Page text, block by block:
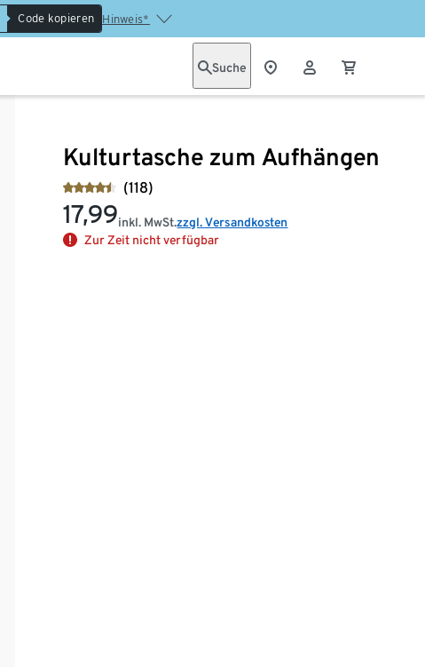
Code kopieren Hinweis*
Suche
Kulturtasche zum Aufhängen
(118)
17,99inkl. MwSt.zzgl. Versandkosten
Zur Zeit nicht verfügbar